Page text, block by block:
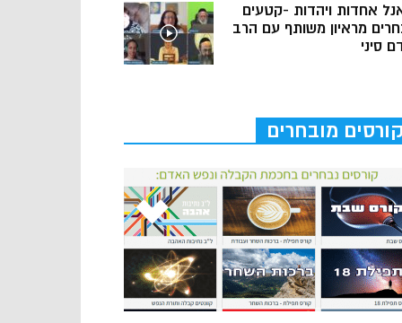
אחדות ויהדות -קטעים
מראיון משותף עם הרב
סיני
קורסים מובחרים